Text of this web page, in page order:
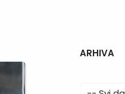
ARHIVA